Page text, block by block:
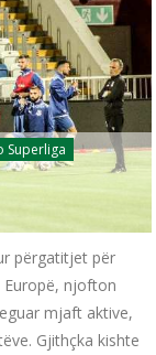
Superliga
përgatitjet për
Europë, njofton
mjaft aktive,
Gjithçka kishte